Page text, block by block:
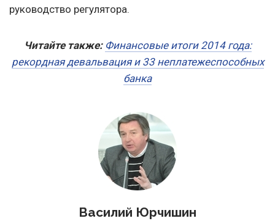
руководство регулятора.
Читайте также: Финансовые итоги 2014 года:
рекордная девальвация и 33 неплатежеспособных
банка
Василий Юрчишин